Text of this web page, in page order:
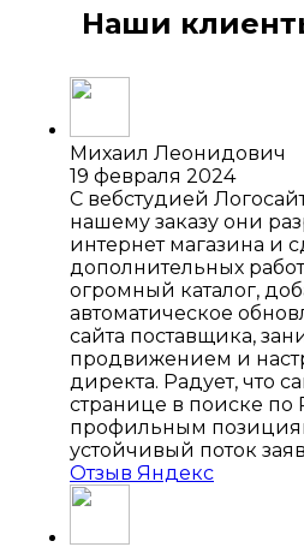
Наши
Михаил Леонидович
19 февраля 2024
С вебстудией
нашему заказу они
интернет магазина и
дополнительных
огромный каталог,
автоматическое
сайта поставщика,
продвижением и
директа. Радует, что
странице в поиске
профильным
устойчивый поток
Отзыв Яндекс